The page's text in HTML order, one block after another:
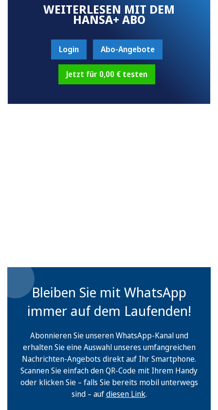
WEITERLESEN MIT DEM
HANSA+ ABO
Login Abo-Angebote
Jetzt für 0,00 € testen
Bleiben Sie mit WhatsApp
immer auf dem Laufenden!
Abonnieren Sie unseren WhatsApp-Kanal und
erhalten Sie eine Auswahl unseres umfangreichen
Nachrichten-Angebots direkt auf Ihr Smartphone.
Scannen Sie einfach den QR-Code mit Ihrem Handy
oder klicken Sie – falls Sie bereits mobil unterwegs
sind – aufdiesen Link.